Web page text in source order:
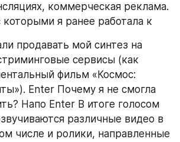
коммерческая реклама.
я ранее работала к
продавать мой синтез на
сервисы (как
фильм «Космос:
Enter Почему я не смогла
Напо Enter В итоге голосом
различные видео в
числе и ролики, направленные